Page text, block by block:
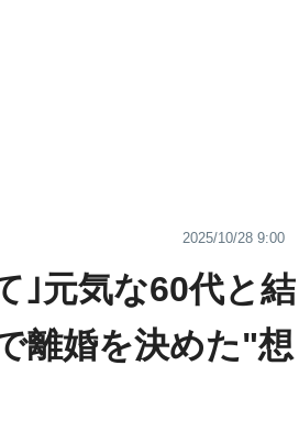
2025/10/28 9:00
｣元気な60代と結
離婚を決めた"想